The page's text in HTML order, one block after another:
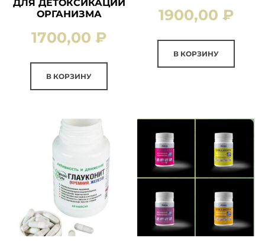
ДЛЯ ДЕТОКСИКАЦИИ
ОРГАНИЗМА
1700,00₽
В КОРЗИНУ
1900,00 ₽
В КОРЗИНУ